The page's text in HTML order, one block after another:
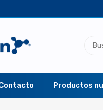
Contacto Productos